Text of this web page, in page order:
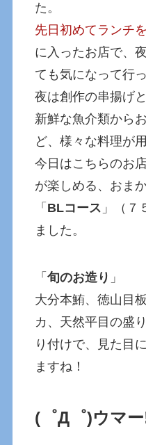
た。
先日初めてランチ
に入ったお店で、
ても気になって行
夜は創作の串揚げ
新鮮な魚介類から
ど、様々な料理が
今日はこちらのお
が楽しめる、おま
「 BLコース 」（７
ました。
「旬のお造り 」
大分本鮪、徳山目
カ、天然平目の盛
り付けで、見た目
ますね！
(゜Д゜)ウマ